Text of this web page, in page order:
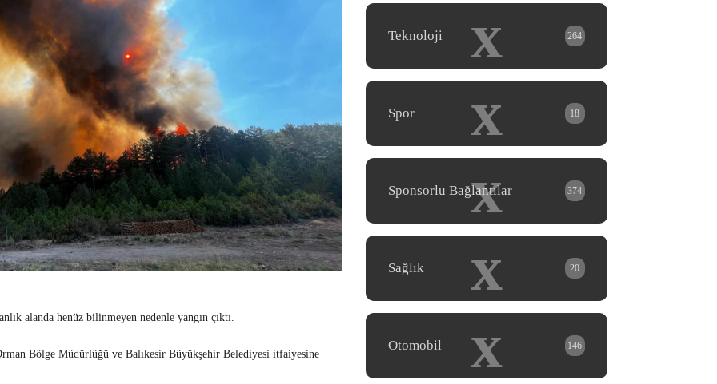
alanda henüz bilinmeyen nedenle yangın çıktı.
Bölge Müdürlüğü ve Balıkesir Büyükşehir Belediyesi itfaiyesine
x
Teknoloji 264
x
Spor 18
x
Sponsorlu Bağlantılar 374
x
Sağlık 20
x
Otomobil 146